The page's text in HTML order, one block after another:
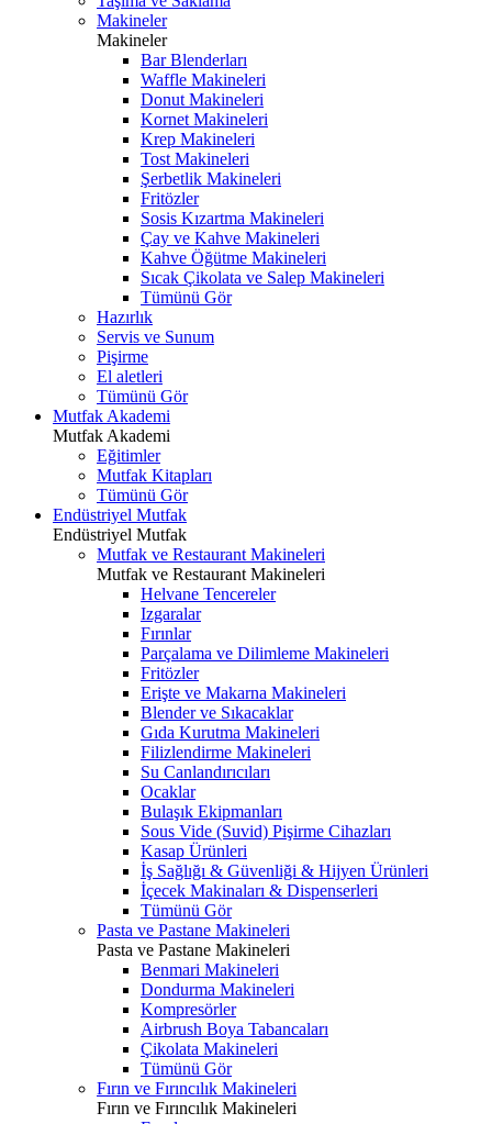
Makineler
Makineler
Bar Blenderları
Waffle Makineleri
Donut Makineleri
Kornet Makineleri
Krep Makineleri
Tost Makineleri
Şerbetlik Makineleri
Fritözler
Sosis Kızartma Makineleri
Çay ve Kahve Makineleri
Kahve Öğütme Makineleri
Sıcak Çikolata ve Salep Makineleri
Tümünü Gör
Hazırlık
Servis ve Sunum
Pişirme
El aletleri
Tümünü Gör
Mutfak Akademi
Mutfak Akademi
Eğitimler
Mutfak Kitapları
Tümünü Gör
Endüstriyel Mutfak
Endüstriyel Mutfak
Mutfak ve Restaurant Makineleri
Mutfak ve Restaurant Makineleri
Helvane Tencereler
Izgaralar
Fırınlar
Parçalama ve Dilimleme Makineleri
Fritözler
Erişte ve Makarna Makineleri
Blender ve Sıkacaklar
Gıda Kurutma Makineleri
Filizlendirme Makineleri
Su Canlandırıcıları
Ocaklar
Bulaşık Ekipmanları
Sous Vide (Suvid) Pişirme Cihazları
Kasap Ürünleri
İş Sağlığı & Güvenliği & Hijyen Ürünleri
İçecek Makinaları & Dispenserleri
Tümünü Gör
Pasta ve Pastane Makineleri
Pasta ve Pastane Makineleri
Benmari Makineleri
Dondurma Makineleri
Kompresörler
Airbrush Boya Tabancaları
Çikolata Makineleri
Tümünü Gör
Fırın ve Fırıncılık Makineleri
Fırın ve Fırıncılık Makineleri